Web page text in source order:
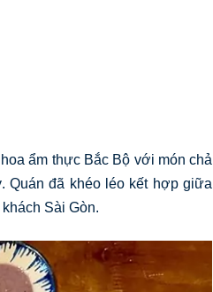
ẩm thực Bắc Bộ với món chả
Quán đã khéo léo kết hợp giữa
Sài Gòn.